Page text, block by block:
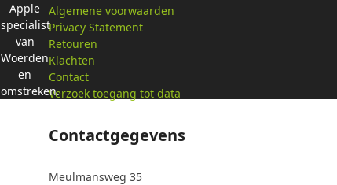
Algemene voorwaarden
Privacy Statement
Retouren
Klachten
Contact
Verzoek toegang tot data
Contactgegevens
Meulmansweg 35
Apple
specialist
van
Woerden
en
omstreken.